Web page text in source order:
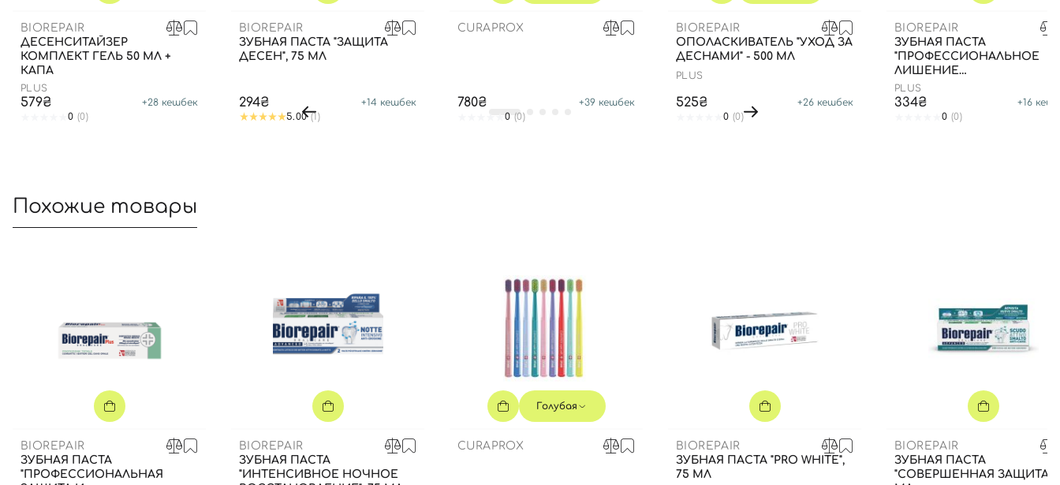
BIOREPAIR
ДЕСЕНСИТАЙЗЕР
КОМПЛЕКТ ГЕЛЬ 50 МЛ +
КАПА
PLUS
579₴ +28 кешбек
0 (0)
BIOREPAIR
ЗУБНАЯ ПАСТА "ЗАЩИТА
ДЕСЕН", 75 МЛ
294₴ +14 кешбек
5.00 (1)
CURAPROX
780₴ +39 кешбек
0 (0)
BIOREPAIR
ОПОЛАСКИВАТЕЛЬ "УХОД ЗА
ДЕСНАМИ" - 500 МЛ
PLUS
525₴ +26 кешбек
0 (0)
BIOREPAIR
ЗУБНАЯ ПАСТА
"ПРОФЕССИОНАЛЬНОЕ
ЛИШЕНИЕ
ЧУВСТВИТЕЛЬНОСТИ", 75
PLUS
334₴ +16
0 (0)
Похожие товары
BIOREPAIR
ЗУБНАЯ ПАСТА
"ПРОФЕССИОНАЛЬНАЯ
BIOREPAIR
ЗУБНАЯ ПАСТА
"ИНТЕНСИВНОЕ НОЧНОЕ
Голубая
CURAPROX
BIOREPAIR
ЗУБНАЯ ПАСТА "PRO WHITE",
75 МЛ
BIOREPAIR
ЗУБНАЯ ПАСТА
"СОВЕРШЕННАЯ ЗАЩИТА",
Номер телефона